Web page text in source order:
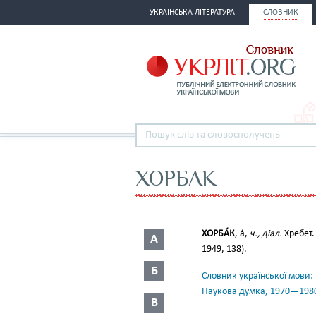
УКРАЇНСЬКА ЛІТЕРАТУРА СЛОВНИК
ХОРБАК
А
Б
В
ХОРБА́К, а́, ч., діал.
1949, 138).
Словник української
Наукова думка,